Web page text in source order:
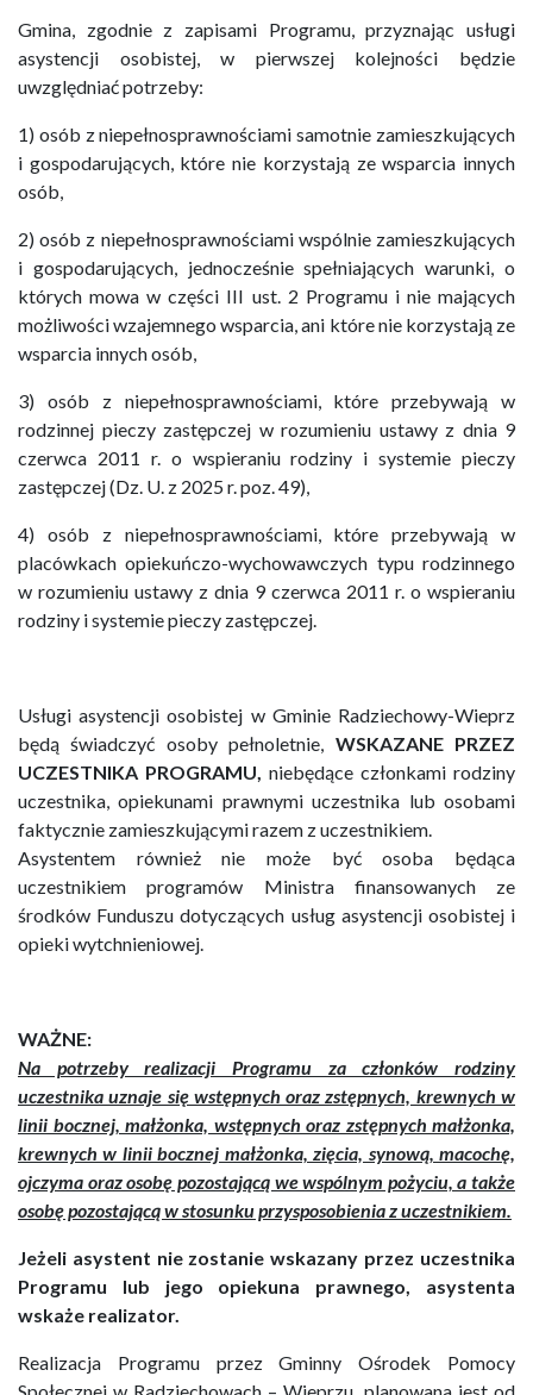
Gmina, zgodnie z zapisami Programu, przyznając usługi
asystencji osobistej, w pierwszej kolejności będzie
uwzględniać potrzeby:
1) osób z niepełnosprawnościami samotnie zamieszkujących
i gospodarujących, które nie korzystają ze wsparcia innych
osób,
2) osób z niepełnosprawnościami wspólnie zamieszkujących
i gospodarujących, jednocześnie spełniających warunki, o
których mowa w części III ust. 2 Programu i nie mających
możliwości wzajemnego wsparcia, ani które nie korzystają ze
wsparcia innych osób,
3) osób z niepełnosprawnościami, które przebywają w
rodzinnej pieczy zastępczej w rozumieniu ustawy z dnia 9
czerwca 2011 r. o wspieraniu rodziny i systemie pieczy
zastępczej (Dz. U. z 2025 r. poz. 49),
4) osób z niepełnosprawnościami, które przebywają w
placówkach opiekuńczo-wychowawczych typu rodzinnego
w rozumieniu ustawy z dnia 9 czerwca 2011 r. o wspieraniu
rodziny i systemie pieczy zastępczej.
Usługi asystencji osobistej w Gminie Radziechowy-Wieprz
będą świadczyć osoby pełnoletnie, WSKAZANE PRZEZ
UCZESTNIKA PROGRAMU, niebędące członkami rodziny
uczestnika, opiekunami prawnymi uczestnika lub osobami
faktycznie zamieszkującymi razem z uczestnikiem.
Asystentem również nie może być osoba będąca
uczestnikiem programów Ministra finansowanych ze
środków Funduszu dotyczących usług asystencji osobistej i
opieki wytchnieniowej.
WAŻNE:
Na potrzeby realizacji Programu za członków rodziny
uczestnika uznaje się wstępnych oraz zstępnych, krewnych w
linii bocznej, małżonka, wstępnych oraz zstępnych małżonka,
krewnych w linii bocznej małżonka, zięcia, synową, macochę,
ojczyma oraz osobę pozostającą we wspólnym pożyciu, a także
osobę pozostającą w stosunku przysposobienia z uczestnikiem.
Jeżeli asystent nie zostanie wskazany przez uczestnika
Programu lub jego opiekuna prawnego, asystenta
wskaże realizator.
Realizacja Programu przez Gminny Ośrodek Pomocy